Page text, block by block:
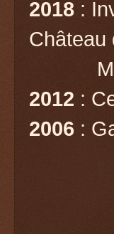
2018 :
2012 :
2006 :